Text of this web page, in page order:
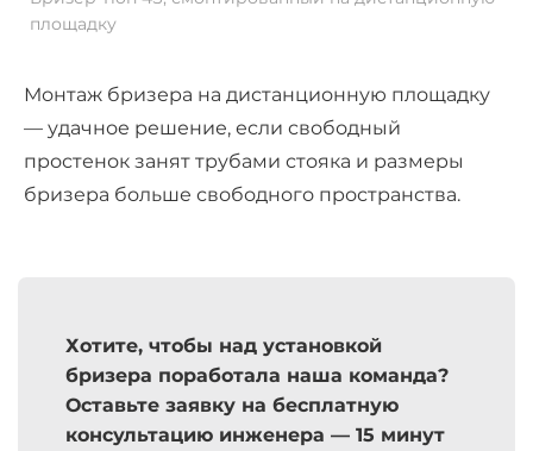
площадку
Монтаж бризера на дистанционную площадку
— удачное решение, если свободный
простенок занят трубами стояка и размеры
бризера больше свободного пространства.
Хотите, чтобы над установкой
бризера поработала наша команда?
Оставьте заявку на бесплатную
консультацию инженера — 15 минут